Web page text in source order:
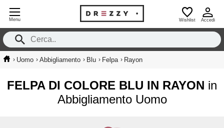
Menu Wishlist Accedi
› Uomo › Abbigliamento › Blu › Felpa › Rayon
FELPA DI COLORE BLU IN RAYON in
Abbigliamento Uomo